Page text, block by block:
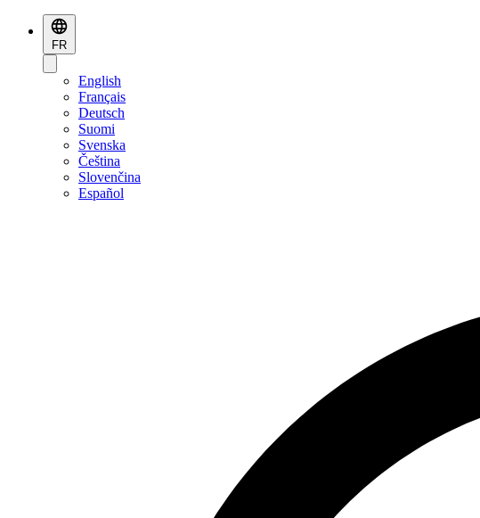
FR
English
Français
Deutsch
Suomi
Svenska
Čeština
Slovenčina
Español